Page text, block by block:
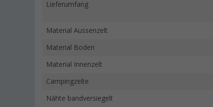
Lieferumfang
Material Aussenzelt
Material Boden
Material Innenzelt
Campingzelte
Nähte bandversiegelt